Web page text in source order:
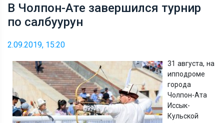
В Чолпон-Ате завершился турнир
по салбуурун
2.09.2019, 15:20
31 августа, на
ипподроме
города
Чолпон-Ата
Иссык-
Кульской